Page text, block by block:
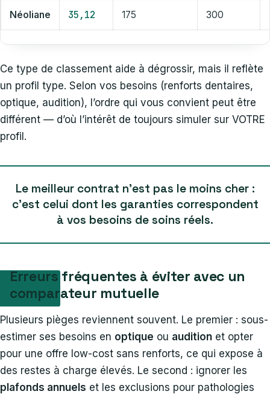
Néoliane 35,12 175 300
Ce type de classement aide à dégrossir, mais il reflète
un profil type. Selon vos besoins (renforts dentaires,
optique, audition), l’ordre qui vous convient peut être
différent — d’où l’intérêt de toujours simuler sur VOTRE
profil.
Le meilleur contrat n’est pas le moins cher :
c’est celui dont les garanties correspondent
à vos besoins de soins réels.
Erreurs fréquentes à éviter avec un
comparateur mutuelle
Plusieurs pièges reviennent souvent. Le premier : sous-
estimer ses besoins en optique ou audition et opter
pour une offre low-cost sans renforts, ce qui expose à
des restes à charge élevés. Le second : ignorer les
plafonds annuels et les exclusions pour pathologies